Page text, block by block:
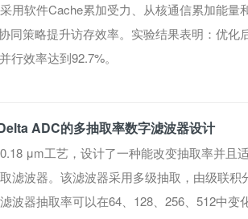
用软件Cache累加受力、从核通信累加能
同策略提升访存效率。实验结果表明：优
行效率达到92.7%。
ADC的多抽取率数字滤波器设计
μm工艺，设计了一种能改变抽取率并且
滤波器。该滤波器采用多级抽取，由级联
波器抽取率可以在64、128、256、512中